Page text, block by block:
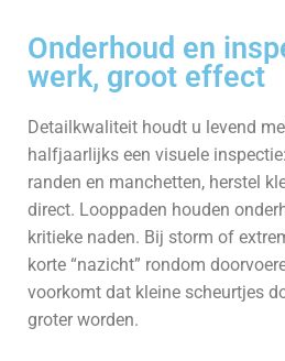
Onderhoud en
werk, groot effect
Detailkwaliteit houdt u levend
halfjaarlijks een visuele
randen en manchetten, herstel
direct. Looppaden houden
kritieke naden. Bij storm of
korte “nazicht” rondom
voorkomt dat kleine scheurtjes
groter worden.